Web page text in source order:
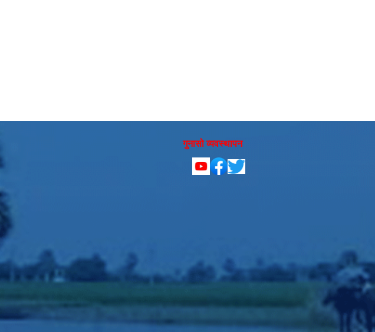
गुनासो व्यवस्थापन